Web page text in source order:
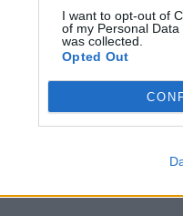
I want to opt-out of
of my Personal
was collected.
Opted Out
is het dan te
door hun ervaring
echt dat we een
eens wat vrije tijd
ons eigen haar doen